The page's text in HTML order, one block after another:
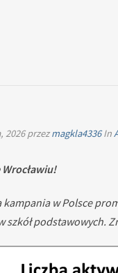
2026 przezmagkla4336In
w Polsce
podstawowych.